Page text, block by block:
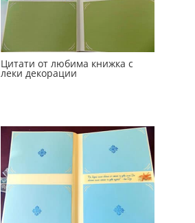
Цитати от любима книжка с
леки декорации